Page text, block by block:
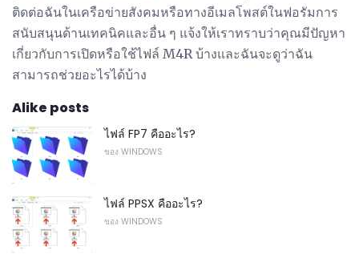
ติดต่อฉันในเครือข่ายสังคมหรือทางอีเมลโพสต์ในฟอรัมการ
สนับสนุนด้านเทคนิคและอื่น ๆ แจ้งให้เราทราบว่าคุณมีปัญหา
เกี่ยวกับการเปิดหรือใช้ไฟล์ M4R บ้างและฉันจะดูว่าฉัน
สามารถช่วยอะไรได้บ้าง
Alike posts
ไฟล์ FP7 คืออะไร?
ของ WINDOWS
ไฟล์ PPSX คืออะไร?
ของ WINDOWS